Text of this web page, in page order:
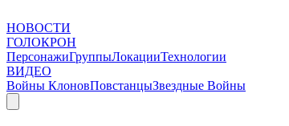
НОВОСТИ
ГОЛОКРОН
ПерсонажиГруппыЛокацииТехнологии
ВИДЕО
Войны КлоновПовстанцыЗвездные Войны